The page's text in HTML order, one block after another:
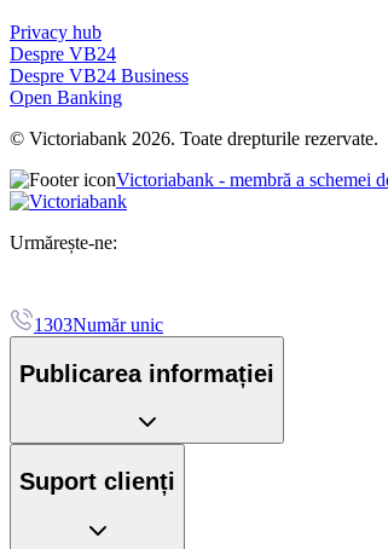
Privacy hub
Despre VB24
Despre VB24 Business
Open Banking
© Victoriabank 2026. Toate drepturile rezervate.
Victoriabank - membră a schemei
Urmărește-ne:
1303Număr unic
Publicarea informației
Suport clienți